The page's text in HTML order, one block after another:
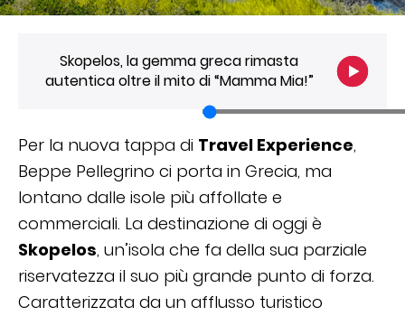
Skopelos, la gemma greca rimasta
autentica oltre il mito di “Mamma Mia!”
Per la nuova tappa di Travel Experience,
Beppe Pellegrino ci porta in Grecia, ma
lontano dalle isole più affollate e
commerciali. La destinazione di oggi è
Skopelos, un’isola che fa della sua parziale
riservatezza il suo più grande punto di forza.
Caratterizzata da un afflusso turistico